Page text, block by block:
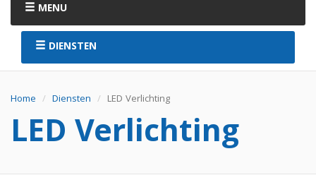
MENU
DIENSTEN
Home Diensten LED Verlichting
LED Verlichting